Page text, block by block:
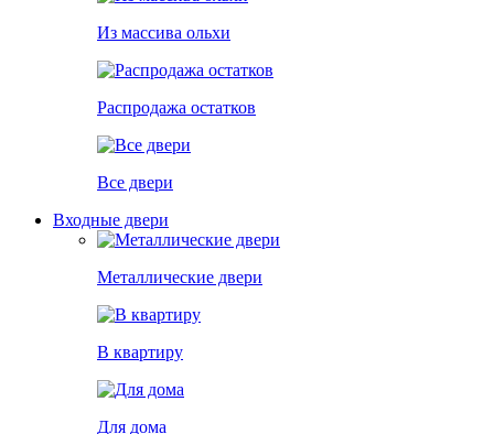
Из массива ольхи
Распродажа остатков
Все двери
Входные двери
Металлические двери
В квартиру
Для дома